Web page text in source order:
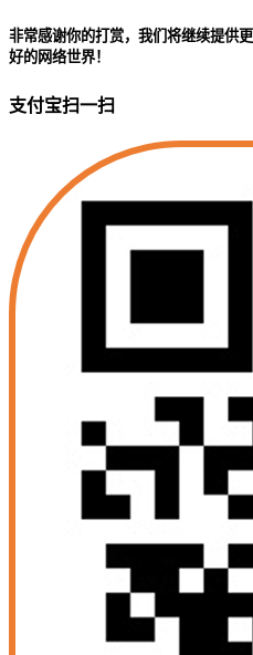
非常感谢你的打赏，我们将继续提供
好的网络世界！
支付宝扫一扫